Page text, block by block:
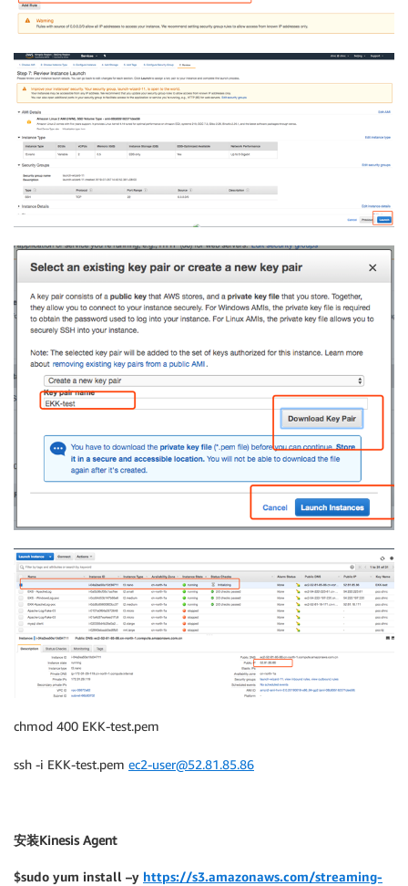
"Id": "CloudWatchSink",
},
{
"Id": "WindowsLogKinesisFirehoseSink",
"SinkType": "KinesisFirehose",
"Region": "cn-north-1",
"QueueType": "file"
}
],
"Id": "PerformanceCounterToCloudWatch",
"SourceRef": "PerformanceCounter",
"SinkRef": "WindowsLogKinesisFirehoseSink"
}
chmod 400 EKK-test.pem
ssh -i EKK-test.pem ec2-user@52.81.85.86
安装Kinesis Agent
$sudo yum install –y https://s3.amazonaws.com/streaming-